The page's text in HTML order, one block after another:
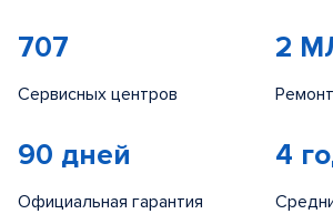
707
Сервисных центров
2
90 дней
Официальная гарантия
4